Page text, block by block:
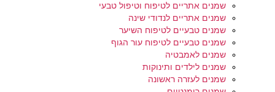
שמנים אתריים לטיפוח וטיפול טבעי
שמנים אתריים לנדודי שינה
שמנים טבעיים לטיפוח השיער
שמנים טבעיים לטיפוח עור הגוף
שמנים לאמבטיה
שמנים לילדים ותינוקות
שמנים לעזרה ראשונה